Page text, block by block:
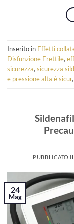
Inserito in Effetti
Disfunzione Erettile,
sicurezza,sicurezza
e pressione alta è sicur,
PUBBLICATO IL
24
Mag